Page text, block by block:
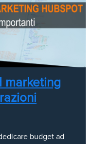
marketing
budget ad